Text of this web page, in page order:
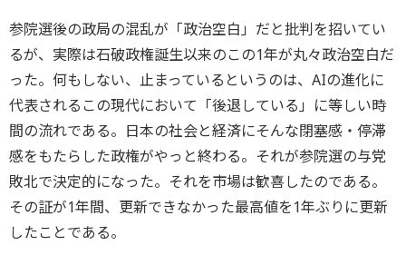
参院選後の政局の混乱が「政治空白」だと批判を招いてい
るが、実際は石破政権誕生以来のこの1年が丸々政治空白だ
った。何もしない、止まっているというのは、AIの進化に
代表されるこの現代において「後退している」に等しい時
間の流れである。日本の社会と経済にそんな閉塞感・停滞
感をもたらした政権がやっと終わる。それが参院選の与党
敗北で決定的になった。それを市場は歓喜したのである。
その証が1年間、更新できなかった最高値を1年ぶりに更新
したことである。